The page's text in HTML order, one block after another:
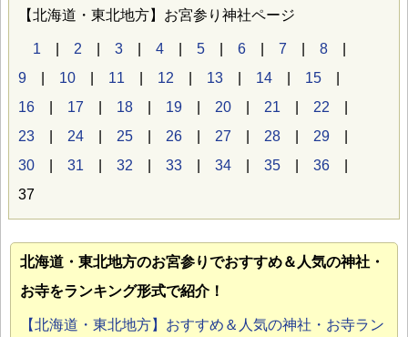
【北海道・東北地方】お宮参り神社ページ
1 2 3 4 5 6 7 8
9
10 11 12 13 14 15
16
17 18 19 20 21 22
23
24 25 26 27 28 29
30
31 32 33 34 35 36
37
北海道・東北地方のお宮参りでおすすめ＆人気の神社・
お寺をランキング形式で紹介！
【北海道・東北地方】おすすめ＆人気の神社・お寺ラン